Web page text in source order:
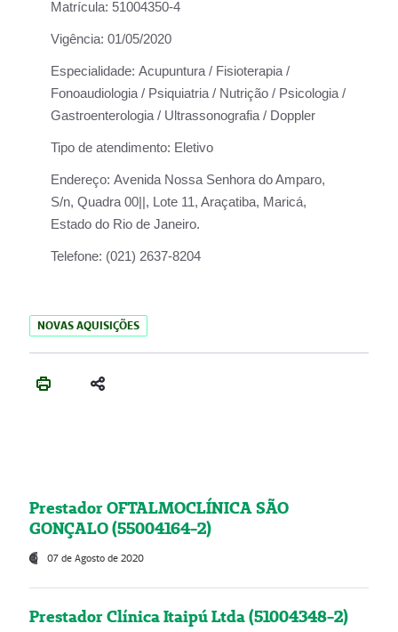
Matrícula: 51004350-4
Vigência: 01/05/2020
Especialidade: Acupuntura / Fisioterapia /
Fonoaudiologia / Psiquiatria / Nutrição / Psicologia /
Gastroenterologia / Ultrassonografia / Doppler
Tipo de atendimento: Eletivo
Endereço: Avenida Nossa Senhora do Amparo,
S/n, Quadra 00||, Lote 11, Araçatiba, Maricá,
Estado do Rio de Janeiro.
Telefone: (021) 2637-8204
NOVAS AQUISIÇÕES
Prestador OFTALMOCLÍNICA SÃO
GONÇALO (55004164-2)
07 de Agosto de 2020
Prestador Clínica Itaipú Ltda (51004348-2)